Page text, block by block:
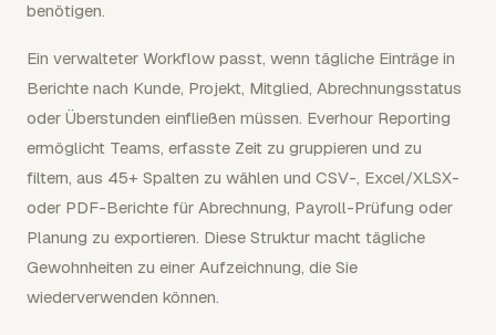
benötigen.
Ein verwalteter Workflow passt, wenn tägliche Einträge in
Berichte nach Kunde, Projekt, Mitglied, Abrechnungsstatus
oder Überstunden einfließen müssen. Everhour Reporting
ermöglicht Teams, erfasste Zeit zu gruppieren und zu
filtern, aus 45+ Spalten zu wählen und CSV-, Excel/XLSX-
oder PDF-Berichte für Abrechnung, Payroll-Prüfung oder
Planung zu exportieren. Diese Struktur macht tägliche
Gewohnheiten zu einer Aufzeichnung, die Sie
wiederverwenden können.